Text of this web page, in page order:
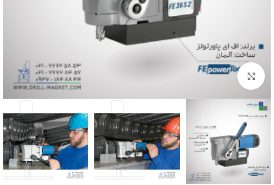
برای بزرگنمایی کلیک کنید